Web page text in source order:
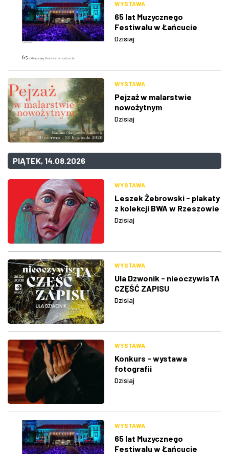
WYSTAWA
65 lat Muzycznego
Festiwalu w Łańcucie
Dzisiaj
WYSTAWA
Pejzaż w malarstwie
nowożytnym
Dzisiaj
PIĄTEK, 14.08.2026
WYSTAWA
Leszek Żebrowski - plakaty
z kolekcji BWA w Rzeszowie
Dzisiaj
WYSTAWA
Ula Dzwonik - nieoczywisTA
CZĘŚĆ ZAPISU
Dzisiaj
WYSTAWA
Konkurs - wystawa
fotografii
Dzisiaj
WYSTAWA
65 lat Muzycznego
Festiwalu w Łańcucie